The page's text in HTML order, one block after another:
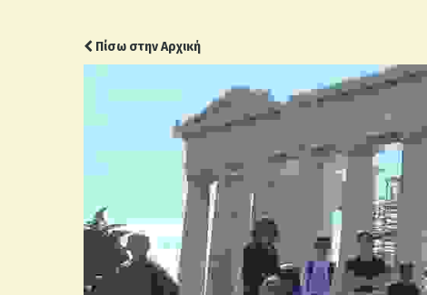
Πίσω στην Αρχική